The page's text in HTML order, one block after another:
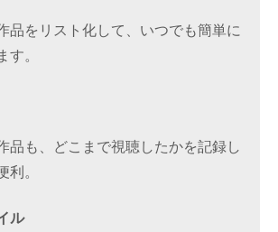
品をリスト化して、いつでも簡単に
す。
品も、どこまで視聴したかを記録し
利。
ル